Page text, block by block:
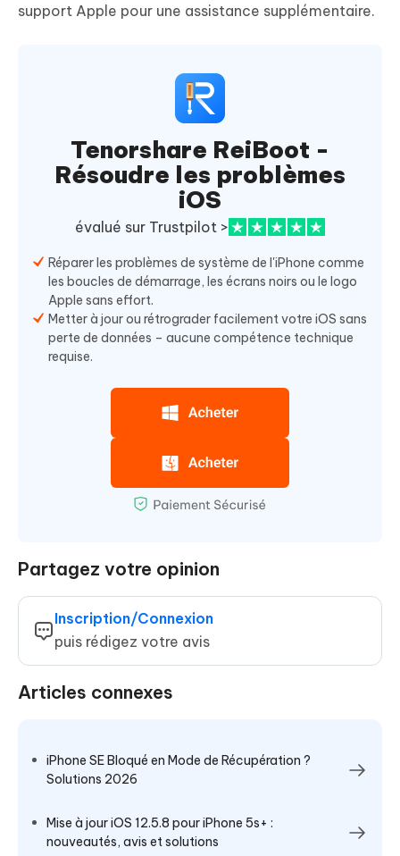
support Apple pour une assistance supplémentaire.
Tenorshare ReiBoot -
Résoudre les problèmes
iOS
évalué sur Trustpilot >
Réparer les problèmes de système de l'iPhone comme
les boucles de démarrage, les écrans noirs ou le logo
Apple sans effort.
Metter à jour ou rétrograder facilement votre iOS sans
perte de données – aucune compétence technique
requise.
Partagez votre opinion
Inscription/Connexion
puis rédigez votre avis
Articles connexes
iPhone SE Bloqué en Mode de Récupération ?
Solutions 2026
Mise à jour iOS 12.5.8 pour iPhone 5s+ :
nouveautés, avis et solutions